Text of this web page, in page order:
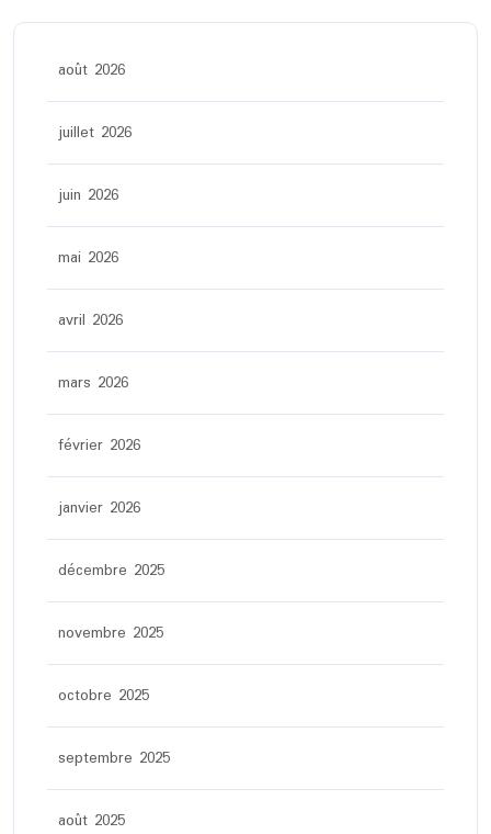
août 2026
juillet 2026
juin 2026
mai 2026
avril 2026
mars 2026
février 2026
janvier 2026
décembre 2025
novembre 2025
octobre 2025
septembre 2025
août 2025